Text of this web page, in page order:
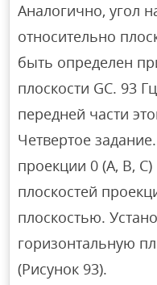
Аналогично, угол
относительно
быть определен
плоскости GC. 93
передней части
Четвертое
проекции 0 (A, B,
плоскостей
плоскостью.
горизонтальную
(Рисунок 93).